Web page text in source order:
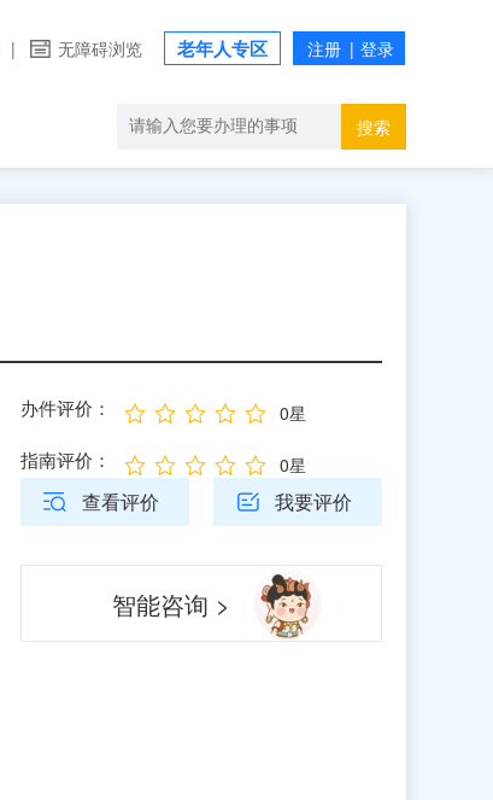
| 无障碍浏览 老年人专区
搜索
办件评价： 0星
指南评价： 0星
查看评价 我要评价
智能咨询 >